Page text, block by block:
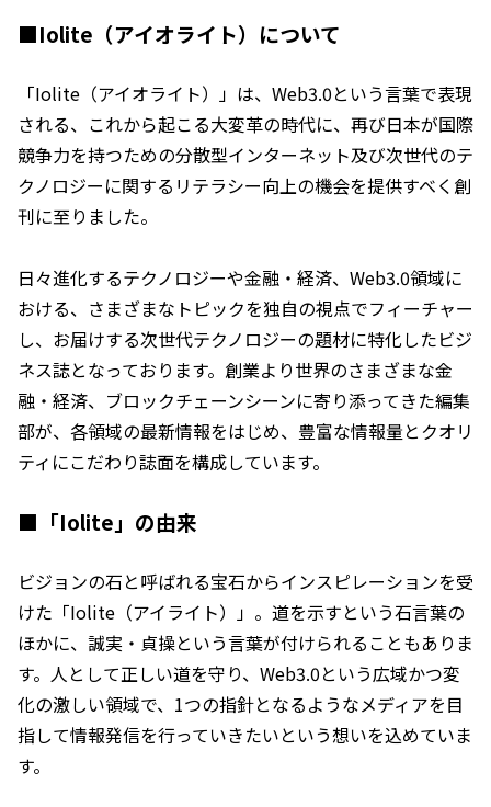
■Iolite（アイオライト）について
「Iolite（アイオライト）」は、Web3.0という言葉で表現
される、これから起こる大変革の時代に、再び日本が国際
競争力を持つための分散型インターネット及び次世代のテ
クノロジーに関するリテラシー向上の機会を提供すべく創
刊に至りました。
日々進化するテクノロジーや金融・経済、Web3.0領域に
おける、さまざまなトピックを独自の視点でフィーチャー
し、お届けする次世代テクノロジーの題材に特化したビジ
ネス誌となっております。創業より世界のさまざまな金
融・経済、ブロックチェーンシーンに寄り添ってきた編集
部が、各領域の最新情報をはじめ、豊富な情報量とクオリ
ティにこだわり誌面を構成しています。
■「Iolite」の由来
ビジョンの石と呼ばれる宝石からインスピレーションを受
けた「Iolite（アイライト）」。道を示すという石言葉の
ほかに、誠実・貞操という言葉が付けられることもありま
す。人として正しい道を守り、Web3.0という広域かつ変
化の激しい領域で、1つの指針となるようなメディアを目
指して情報発信を行っていきたいという想いを込めていま
す。